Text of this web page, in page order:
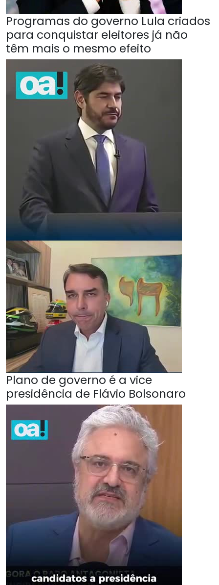
Programas do governo Lula criados
para conquistar eleitores já não
têm mais o mesmo efeito
Plano de governo é a vice
presidência de Flávio Bolsonaro